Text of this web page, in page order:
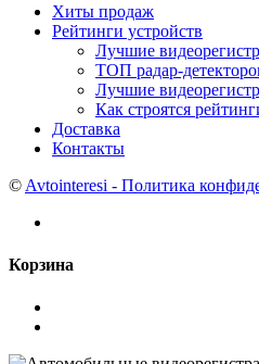
Хиты продаж
Рейтинги устройств
Лучшие
ТОП радар-
Лучшие
Как строятся
Доставка
Контакты
© Avtointeresi - Политика
Корзина